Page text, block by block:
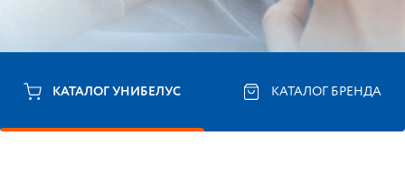
КАТАЛОГ УНИБЕЛУС КАТАЛОГ БРЕНДА